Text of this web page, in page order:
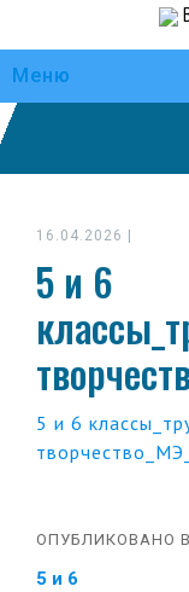
Меню
16.04.2026
5 и 6
5 и 6
ОПУБЛИКОВАНО В
5 и 6